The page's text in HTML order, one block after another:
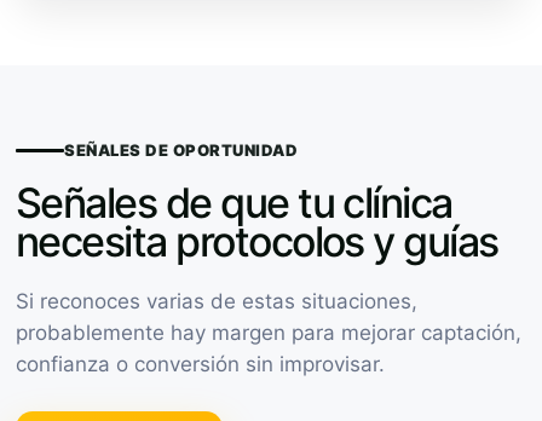
SEÑALES DE OPORTUNIDAD
Señales de que tu clínica
necesita protocolos y guías
Si reconoces varias de estas situaciones,
probablemente hay margen para mejorar captación,
confianza o conversión sin improvisar.